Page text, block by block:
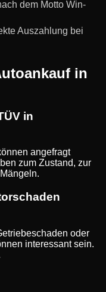
dem Motto Win-
Auszahlung bei
in
in
angefragt
zum Zustand, zur
oder
interessant sein.